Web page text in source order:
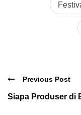
Previous Post
Siapa Produser di